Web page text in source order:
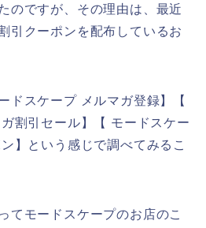
のですが、その理由は、最近
引クーポンを配布しているお
ドスケープ メルマガ登録】【
割引セール】【 モードスケー
】という感じで調べてみるこ
てモードスケープのお店のこ